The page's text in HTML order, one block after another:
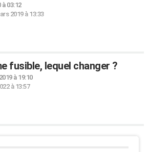
à 03:12
2019 à 13:33
fusible, lequel changer ?
à 19:10
à 13:57